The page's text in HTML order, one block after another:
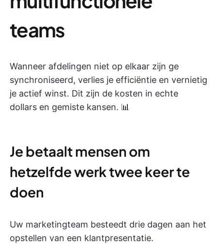
teams
Wanneer afdelingen niet op elkaar zijn ge
synchroniseerd, verlies je efficiëntie en vernietig
je actief winst. Dit zijn de kosten in echte
dollars en gemiste kansen. 📊
Je betaalt mensen om
hetzelfde werk twee keer te
doen
Uw marketingteam besteedt drie dagen aan het
opstellen van een klantpresentatie.